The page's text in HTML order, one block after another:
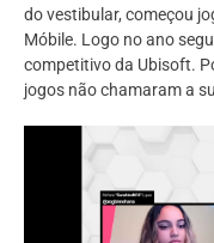
do vestibular, começou
Móbile. Logo no ano
competitivo da Ubisoft.
jogos não chamaram a